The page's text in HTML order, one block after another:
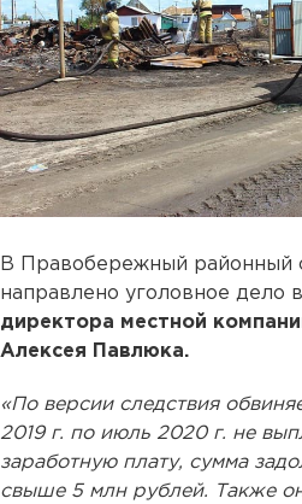
В Правобережный районный
направлено уголовное дело
директора местной
Алексея Павлюка.
«По версии следствия
2019 г. по июль 2020 г. не
заработную плату, сумма
свыше 5 млн рублей. Также